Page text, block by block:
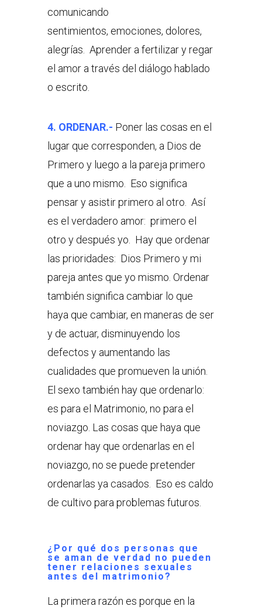
comunicando
sentimientos, emociones, dolores,
alegrías. Aprender a fertilizar y regar
el amor a través del diálogo hablado
o escrito.
4. ORDENAR.- Poner las cosas en el
lugar que corresponden, a Dios de
Primero y luego a la pareja primero
que a uno mismo. Eso significa
pensar y asistir primero al otro. Así
es el verdadero amor: primero el
otro y después yo. Hay que ordenar
las prioridades: Dios Primero y mi
pareja antes que yo mismo. Ordenar
también significa cambiar lo que
haya que cambiar, en maneras de ser
y de actuar, disminuyendo los
defectos y aumentando las
cualidades que promueven la unión.
El sexo también hay que ordenarlo:
es para el Matrimonio, no para el
noviazgo. Las cosas que haya que
ordenar hay que ordenarlas en el
noviazgo, no se puede pretender
ordenarlas ya casados. Eso es caldo
de cultivo para problemas futuros.
¿Por qué dos personas que
se aman de verdad no pueden
tener relaciones sexuales
antes del matrimonio?
La primera razón es porque en la